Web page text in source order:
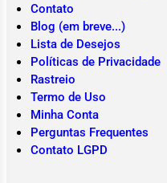
Contato
Blog (em breve...)
Lista de Desejos
Políticas de Privacidade
Rastreio
Termo de Uso
Minha Conta
Perguntas Frequentes
Contato LGPD